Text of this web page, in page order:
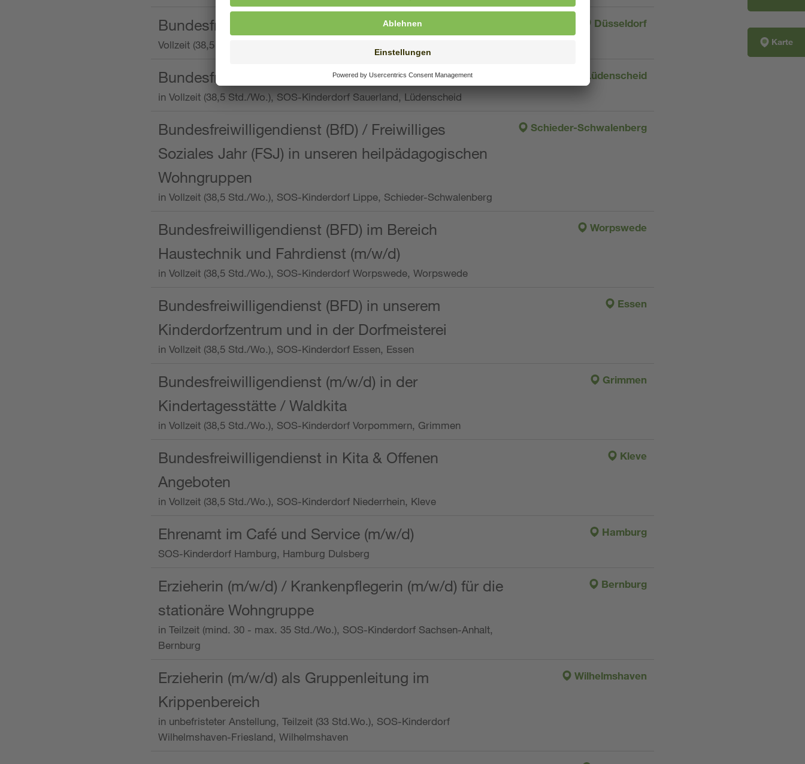
Bundesfreiwilligendienst
Vollzeit (38,5 Stunden pro Woche), SOS-Kinderdorf Düsseldorf
Düsseldorf
Bundesfreiwilligendienst
in Vollzeit (38,5 Std./Wo.), SOS-Kinderdorf Sauerland, Lüdenscheid
Lüdenscheid
Bundesfreiwilligendienst (BfD) / Freiwilliges
Soziales Jahr (FSJ) in unseren heilpädagogischen
Wohngruppen
in Vollzeit (38,5 Std./Wo.), SOS-Kinderdorf Lippe, Schieder-Schwalenberg
Schieder-Schwalenberg
Bundesfreiwilligendienst (BFD) im Bereich
Haustechnik und Fahrdienst (m/w/d)
in Vollzeit (38,5 Std./Wo.), SOS-Kinderdorf Worpswede, Worpswede
Worpswede
Bundesfreiwilligendienst (BFD) in unserem
Kinderdorfzentrum und in der Dorfmeisterei
in Vollzeit (38,5 Std./Wo.), SOS-Kinderdorf Essen, Essen
Essen
Bundesfreiwilligendienst (m/w/d) in der
Kindertagesstätte / Waldkita
in Vollzeit (38,5 Std./Wo.), SOS-Kinderdorf Vorpommern, Grimmen
Grimmen
Bundesfreiwilligendienst in Kita & Offenen
Angeboten
in Vollzeit (38,5 Std./Wo.), SOS-Kinderdorf Niederrhein, Kleve
Kleve
Ehrenamt im Café und Service (m/w/d)
SOS-Kinderdorf Hamburg, Hamburg Dulsberg
Hamburg
Erzieherin (m/w/d) / Krankenpflegerin (m/w/d) für die
stationäre Wohngruppe
in Teilzeit (mind. 30 - max. 35 Std./Wo.), SOS-Kinderdorf Sachsen-Anhalt,
Bernburg
Bernburg
Erzieherin (m/w/d) als Gruppenleitung im
Krippenbereich
in unbefristeter Anstellung, Teilzeit (33 Std.Wo.), SOS-Kinderdorf
Wilhelmshaven-Friesland, Wilhelmshaven
Wilhelmshaven
Karte